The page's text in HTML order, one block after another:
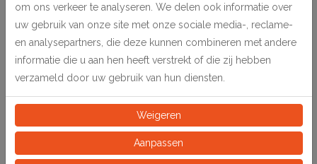
Zorgt voor een snelle en nette afwerking, zodat beschadigingen
minder zichtbaar worden.
Specificaties
om ons verkeer te analyseren. We delen ook informatie over
uw gebruik van onze site met onze sociale media-, reclame-
en analysepartners, die deze kunnen combineren met andere
informatie die u aan hen heeft verstrekt of die zij hebben
verzameld door uw gebruik van hun diensten.
Weigeren
Aanpassen